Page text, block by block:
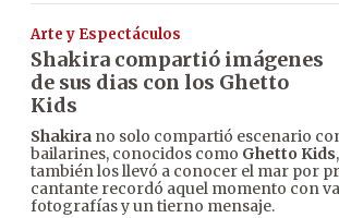
Arte y Espectáculos
Shakira compartió imágenes
de sus dias con los Ghetto
Kids
Shakira no solo compartió escenario
bailarines, conocidos como Ghetto Kids
también los llevó a conocer el mar por
cantante recordó aquel momento con
fotografías y un tierno mensaje.